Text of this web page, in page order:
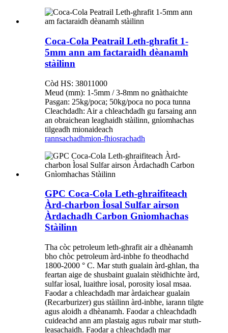
Coca-Cola Peatrail Leth-ghrafit 1-
5mm ann am factaraidh dèanamh
stàilinn
Còd HS: 38011000
Meud (mm): 1-5mm / 3-8mm no gnàthaichte
Pasgan: 25kg/poca; 50kg/poca no poca tunna
Cleachdadh: Air a chleachdadh gu farsaing ann
an obraichean leaghaidh stàilinn, gnìomhachas
tilgeadh mionaideach
rannsachadhmion-fhiosrachadh
GPC Coca-Cola Leth-ghraifiteach
Àrd-charbon Ìosal Sulfar airson
Àrdachadh Carbon Gnìomhachas
Stàilinn
Tha còc petroleum leth-ghrafit air a dhèanamh
bho chòc petroleum àrd-inbhe fo theodhachd
1800-2000 ° C. Mar stuth gualain àrd-ghlan, tha
feartan aige de shusbaint gualain stèidhichte àrd,
sulfar ìosal, luaithre ìosal, porosity ìosal msaa.
Faodar a chleachdadh mar àrdaichear gualain
(Recarburizer) gus stàilinn àrd-inbhe, iarann ​​​​​​tilgte
agus aloidh a dhèanamh. Faodar a chleachdadh
cuideachd ann am plastaig agus rubair mar stuth-
leasachaidh. Faodar a chleachdadh mar